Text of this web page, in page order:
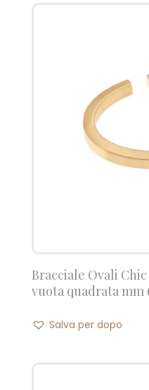
Bracciale Ovali
vuota quadrata mm
Salva per dopo